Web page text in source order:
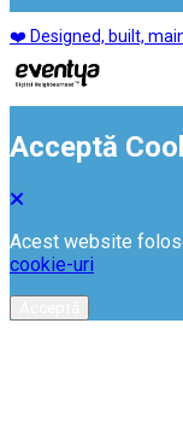
❤️ Designed, built,
Acceptă
Acest website
cookie-uri